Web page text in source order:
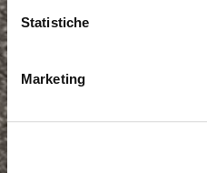
Statistiche
Marketing